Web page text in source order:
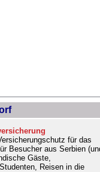
für das
Besucher aus Serbien
Gäste,
Reisen in die